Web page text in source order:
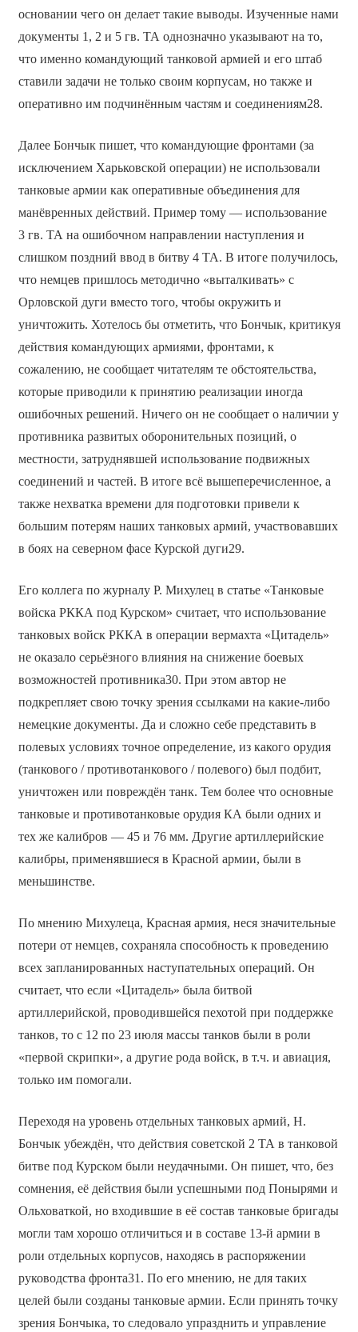
основании чего он делает такие выводы. Изученные нами
документы 1, 2 и 5 гв. ТА однозначно указывают на то,
что именно командующий танковой армией и его штаб
ставили задачи не только своим корпусам, но также и
оперативно им подчинённым частям и соединениям28.
Далее Бончык пишет, что командующие фронтами (за
исключением Харьковской операции) не использовали
танковые армии как оперативные объединения для
манёвренных действий. Пример тому — использование
3 гв. ТА на ошибочном направлении наступления и
слишком поздний ввод в битву 4 ТА. В итоге получилось,
что немцев пришлось методично «выталкивать» с
Орловской дуги вместо того, чтобы окружить и
уничтожить. Хотелось бы отметить, что Бончык, критикуя
действия командующих армиями, фронтами, к
сожалению, не сообщает читателям те обстоятельства,
которые приводили к принятию реализации иногда
ошибочных решений. Ничего он не сообщает о наличии у
противника развитых оборонительных позиций, о
местности, затруднявшей использование подвижных
соединений и частей. В итоге всё вышеперечисленное, а
также нехватка времени для подготовки привели к
большим потерям наших танковых армий, участвовавших
в боях на северном фасе Курской дуги29.
Его коллега по журналу Р. Михулец в статье «Танковые
войска РККА под Курском» считает, что использование
танковых войск РККА в операции вермахта «Цитадель»
не оказало серьёзного влияния на снижение боевых
возможностей противника30. При этом автор не
подкрепляет свою точку зрения ссылками на какие-либо
немецкие документы. Да и сложно себе представить в
полевых условиях точное определение, из какого орудия
(танкового / противотанкового / полевого) был подбит,
уничтожен или повреждён танк. Тем более что основные
танковые и противотанковые орудия КА были одних и
тех же калибров — 45 и 76 мм. Другие артиллерийские
калибры, применявшиеся в Красной армии, были в
меньшинстве.
По мнению Михулеца, Красная армия, неся значительные
потери от немцев, сохраняла способность к проведению
всех запланированных наступательных операций. Он
считает, что если «Цитадель» была битвой
артиллерийской, проводившейся пехотой при поддержке
танков, то с 12 по 23 июля массы танков были в роли
«первой скрипки», а другие рода войск, в т.ч. и авиация,
только им помогали.
Переходя на уровень отдельных танковых армий, Н.
Бончык убеждён, что действия советской 2 ТА в танковой
битве под Курском были неудачными. Он пишет, что, без
сомнения, её действия были успешными под Понырями и
Ольховаткой, но входившие в её состав танковые бригады
могли там хорошо отличиться и в составе 13-й армии в
роли отдельных корпусов, находясь в распоряжении
руководства фронта31. По его мнению, не для таких
целей были созданы танковые армии. Если принять точку
зрения Бончыка, то следовало упразднить и управление